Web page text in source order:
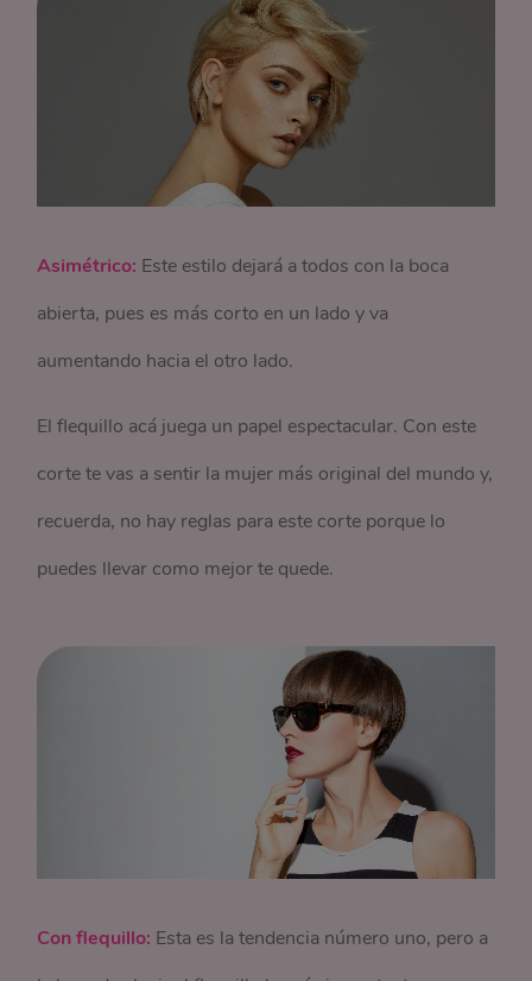
Asimétrico: Este estilo dejará a todos con la boca
abierta, pues es más corto en un lado y va
aumentando hacia el otro lado.
El flequillo acá juega un papel espectacular. Con este
corte te vas a sentir la mujer más original del mundo y,
recuerda, no hay reglas para este corte porque lo
puedes llevar como mejor te quede.
Con flequillo: Esta es la tendencia número uno, pero a